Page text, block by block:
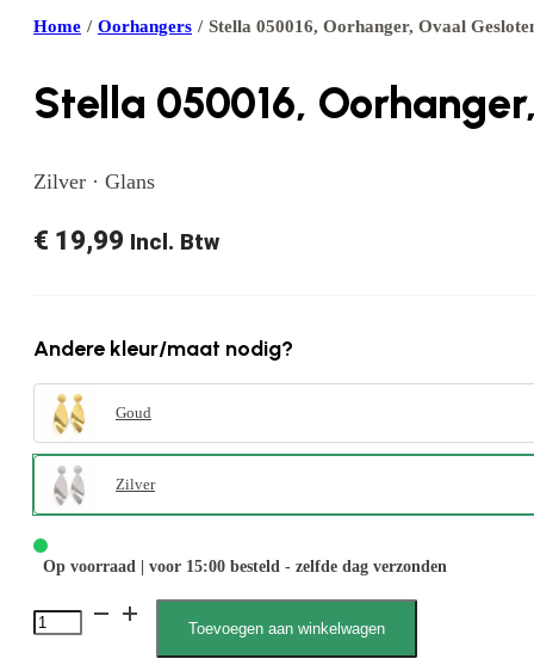
Home / Oorhangers / Stella 050016, Oorhanger, Ovaal
Stella 050016,
Zilver · Glans
€ 19,99 Incl. Btw
Andere kleur/maat nodig?
Goud
Zilver
Op voorraad | voor 15:00 besteld - zelfde dag verzonden
Stella
Toevoegen aan winkelwagen